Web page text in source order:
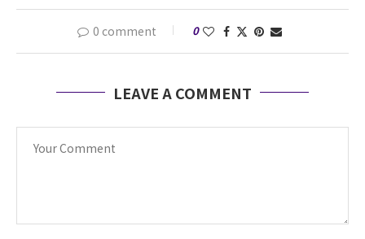
0 comment 0
LEAVE A COMMENT